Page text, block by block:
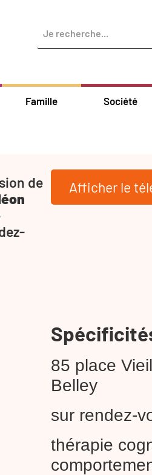
Famille Société
de
Afficher le
85 place
Belley
sur rendez-
thérapie